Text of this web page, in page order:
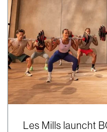
Les Mills launcht